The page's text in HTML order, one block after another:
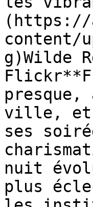
(https://
content/
g)Wilde
ville, et
ses
nuit
plus